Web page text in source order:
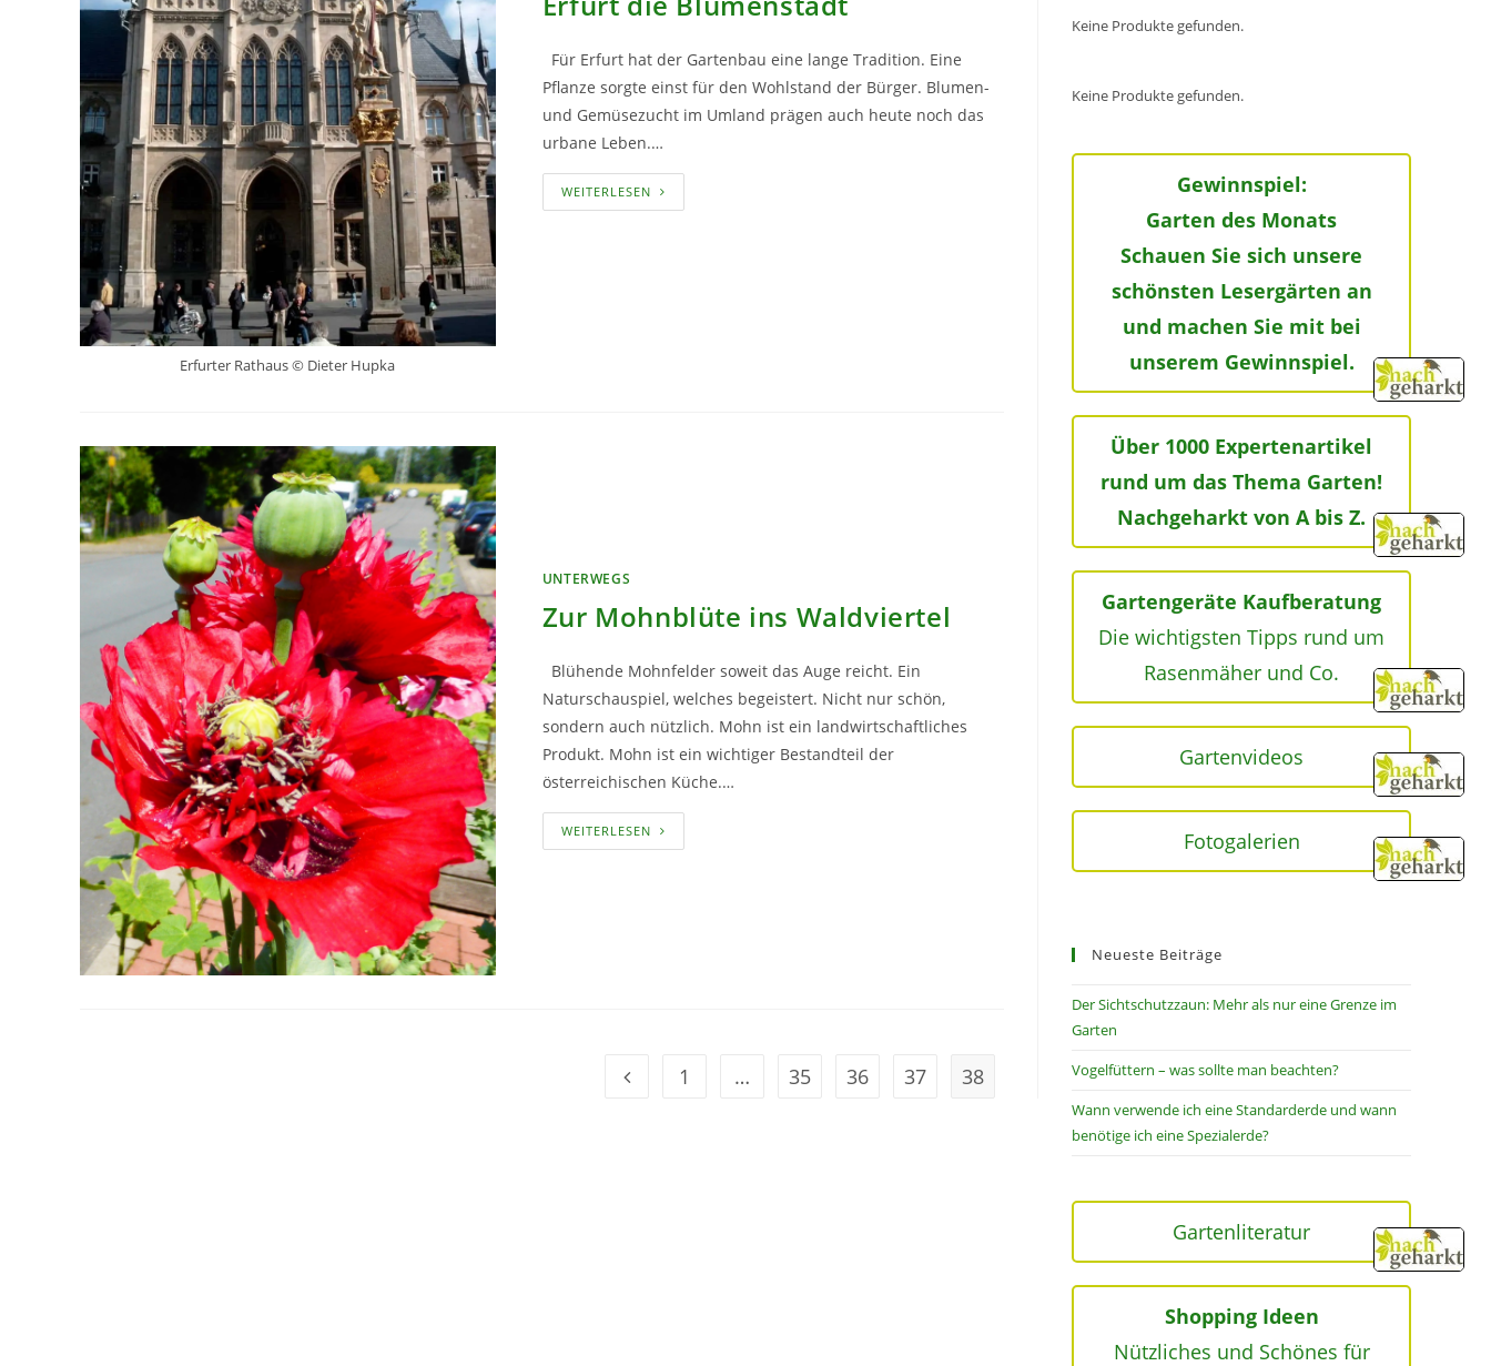
Erfurter Rathaus © Dieter Hupka
Für Erfurt hat der Gartenbau eine lange Tradition. Eine
Pflanze sorgte einst für den Wohlstand der Bürger. Blumen-
und Gemüsezucht im Umland prägen auch heute noch das
urbane Leben.…
WEITERLESENERFURT
DIE
UNTERWEGS
Zur Mohnblüte ins Waldviertel
Blühende Mohnfelder soweit das Auge reicht. Ein
Naturschauspiel, welches begeistert. Nicht nur schön,
sondern auch nützlich. Mohn ist ein landwirtschaftliches
Produkt. Mohn ist ein wichtiger Bestandteil der
österreichischen Küche.…
WEITERLESENZUR
MOHNBLÜTE
Geh zur Option
1 … 35 36 37 38
Keine Produkte gefunden.
Keine Produkte gefunden.
Gewinnspiel:
Garten des Monats
Schauen Sie sich unsere
schönsten Lesergärten an
und machen Sie mit bei
unserem Gewinnspiel.
Über 1000 Expertenartikel
rund um das Thema Garten!
Nachgeharkt von A bis Z.
Gartengeräte Kaufberatung
Die wichtigsten Tipps rund um
Rasenmäher und Co.
Gartenvideos
Fotogalerien
Neueste Beiträge
Der Sichtschutzzaun: Mehr als nur eine Grenze im
Garten
Vogelfüttern – was sollte man beachten?
Wann verwende ich eine Standarderde und wann
benötige ich eine Spezialerde?
Gartenliteratur
Shopping Ideen
Nützliches und Schönes für